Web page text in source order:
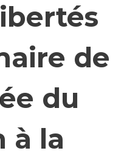
de
du
à la